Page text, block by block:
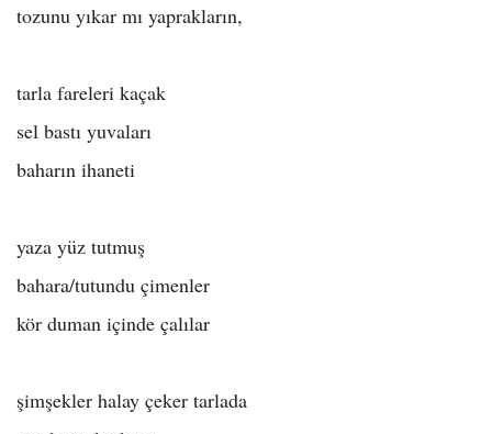
tozunu yıkar mı yaprakların,
tarla fareleri kaçak
sel bastı yuvaları
baharın ihaneti
yaza yüz tutmuş
bahara/tutundu çimenler
kör duman içinde çalılar
şimşekler halay çeker tarlada